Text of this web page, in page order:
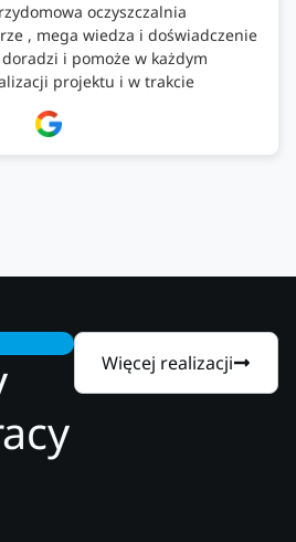
oczyszczalnia
, mega wiedza i doświadczenie
i pomoże w każdym
projektu i w trakcie
trzymać!
Więcej realizacji